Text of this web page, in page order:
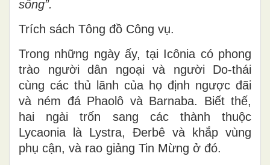
sống”.
Trích sách Tông đồ Công vụ.
Trong những ngày ấy, tại Icônia có phong
trào người dân ngoại và người Do-thái
cùng các thủ lãnh của họ định ngược đãi
và ném đá Phaolô và Barnaba. Biết thế,
hai ngài trốn sang các thành thuộc
Lycaonia là Lystra, Ðerbê và khắp vùng
phụ cận, và rao giảng Tin Mừng ở đó.